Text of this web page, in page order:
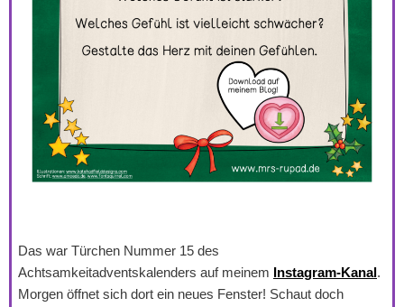
Das war Türchen Nummer 15 des
Achtsamkeitadventskalenders auf meinem Instagram-Kanal.
Morgen öffnet sich dort ein neues Fenster! Schaut doch